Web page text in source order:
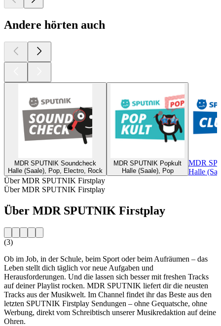
Andere hörten auch
MDR SPUTNIK Soundcheck
Halle (Saale), Pop, Electro, Rock
MDR SPUTNIK Popkult
Halle (Saale), Pop
MDR
Halle
Über MDR SPUTNIK Firstplay
Über MDR SPUTNIK Firstplay
Über MDR SPUTNIK Firstplay
(3)
Ob im Job, in der Schule, beim Sport oder beim Aufräumen – das
Leben stellt dich täglich vor neue Aufgaben und
Herausforderungen. Und die lassen sich besser mit freshen Tracks
auf deiner Playlist rocken. MDR SPUTNIK liefert dir die neusten
Tracks aus der Musikwelt. Im Channel findet ihr das Beste aus den
letzten SPUTNIK Firstplay Sendungen – ohne Gequatsche, ohne
Werbung, direkt vom Schreibtisch unserer Musikredaktion auf deine
Ohren.